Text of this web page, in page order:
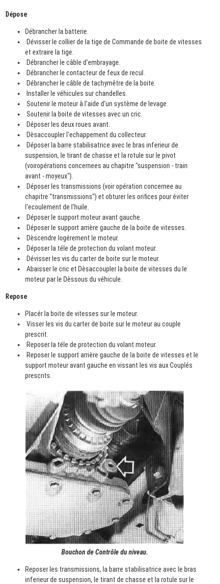
Dépose
Débrancher la batterie.
Dévisser le collier de la tige de Commande de boite de vitesses
et extraire la tige.
Débrancher le câble d'embrayage.
Débrancher le contacteur de feux de recul.
Débrancher le câble de tachymêtre de la boite.
Installer le véhicules sur chandelles.
Soutenir le moteur à l'aide d'un système de levage.
Soutenir la boite de vitesses avec un cric.
Déposer les deux roues avant.
Dèsaccoupler l'echappement du collecteur.
Déposer la barre stabilisatrice avec le bras inferieur de
suspension, le tirant de chasse et la rotule sur le pivot
(voiropérations concernees au chapitre "suspension - train
avant - moyeux").
Déposer les transmissions (voir opération concernee au
chapitre "transmissions") et obturer les orifices pour éviter
l'ecoulement de l'huile.
Déposer le support moteur avant gauche.
Déposer le support arrière gauche de la boite de vitesses.
Dèscendre logérement le moteur.
Déposer la téle de protection du volant moteur.
Dévisser les vis du carter de boite sur le moteur.
Abaisser le cric et Dèsaccoupler la boite de vitesses du le
moteur par le Dèssous du véhicule.
Repose
Placér la boite de vitesses sur le moteur.
Visser les vis du carter de boite sur le moteur au couple
prescrit.
Reposer la téle de protection du volant moteur.
Reposer le support arrière gauche de la boite de vitesses et le
support moteur avant gauche en vissant les vis aux Couplés
prescrits.
Bouchon de Contrôle du niveau.
Reposer les transmissions, la barre stabilisatrice avec le bras
inferieur de suspension, le tirant de chasse et la rotule sur le